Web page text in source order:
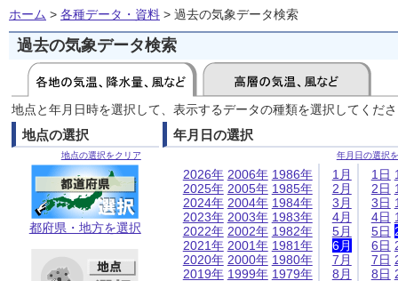
ホーム > 各種データ・資料 > 過去の気象データ検索
過去の気象データ検索
地点と年月日時を選択して、表示するデータの種類を選択してくだ
地点の選択
地点の選択をクリア
都府県・地方を選択
年月日の選択
年月日の選択
2026年
2025年
2024年
2023年
2022年
2021年
2020年
2019年
2006年
2005年
2004年
2003年
2002年
2001年
2000年
1999年
1986年
1985年
1984年
1983年
1982年
1981年
1980年
1979年
1月
2月
3月
4月
5月
6月
7月
8月
1日
2日
3日
4日
5日
6日
7日
8日